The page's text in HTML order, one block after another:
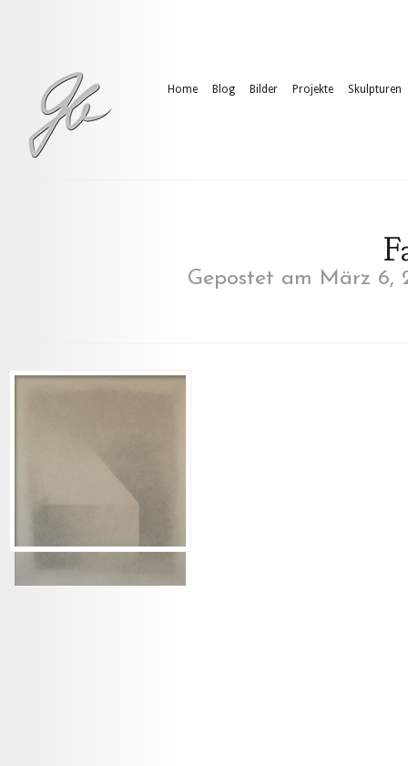
Home Blog Bilder Projekte Skulpturen
Gepostet am März 6,